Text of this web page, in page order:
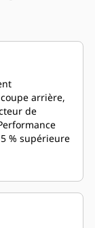
arrière,
de
% supérieure